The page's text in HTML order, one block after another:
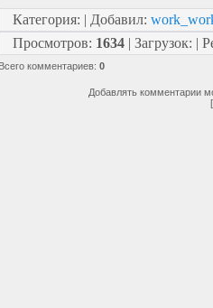
Категория: | Добавил:
Просмотров: 1634 | Загрузок: |
Всего комментариев: 0
Добавлять комментарии